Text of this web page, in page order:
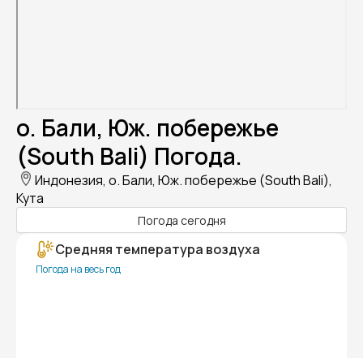
о. Бали, Юж. побережье
(South Bali) Погода.
Индонезия, о. Бали, Юж. побережье (South Bali),
Кута
Погода сегодня
Средняя температура воздуха
Погода на весь год